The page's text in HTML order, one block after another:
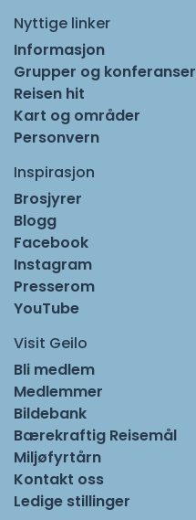
Nyttige linker
Informasjon
Grupper og konferanser
Reisen hit
Kart og områder
Personvern
Inspirasjon
Brosjyrer
Blogg
Facebook
Instagram
Presserom
YouTube
Visit Geilo
Bli medlem
Medlemmer
Bildebank
Bærekraftig Reisemål
Miljøfyrtårn
Kontakt oss
Ledige stillinger